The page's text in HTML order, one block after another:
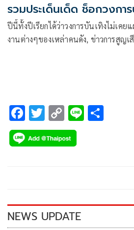
รวมประเด็นเด็ด ช็อกวงกา
ปีนี้ทั้งปีเรียกได้ว่าวงการบันเทิงไม่เคย
งานต่างๆของเหล่าคนดัง, ข่าวการสูญเ
F
ac
e
k
T
wi
tt
C
o
p
k
Li
NEWS UPDATE